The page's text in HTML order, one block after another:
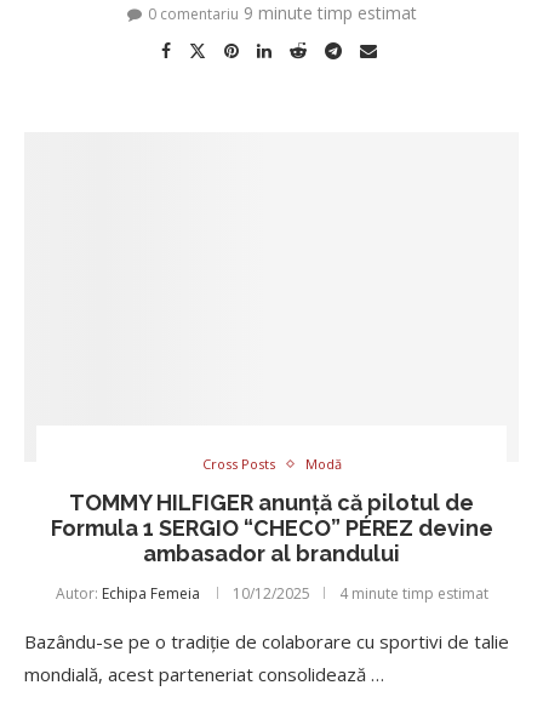
0 comentariu 9 minute timp estimat
Cross Posts Modă
TOMMY HILFIGER anunță că pilotul de
Formula 1 SERGIO “CHECO” PÉREZ devine
ambasador al brandului
Autor: Echipa Femeia 10/12/2025 4 minute timp estimat
Bazându-se pe o tradiție de colaborare cu sportivi de talie
mondială, acest parteneriat consolidează …